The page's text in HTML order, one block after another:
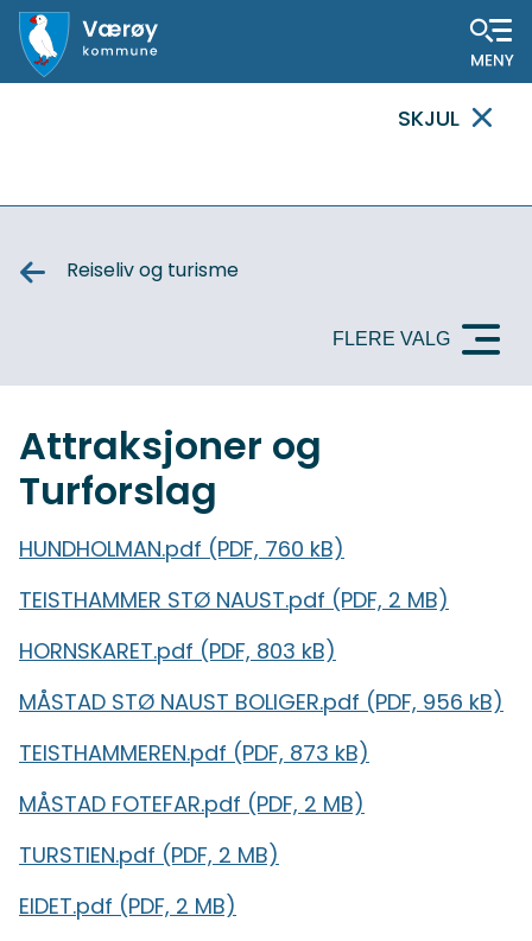
MELDING
SKJUL
Reiseliv og turisme
FLERE VALG
Attraksjoner og
Turforslag
HUNDHOLMAN.pdf (PDF, 760 kB)
TEISTHAMMER STØ NAUST.pdf (PDF, 2 MB)
HORNSKARET.pdf (PDF, 803 kB)
MÅSTAD STØ NAUST BOLIGER.pdf (PDF, 956 kB)
TEISTHAMMEREN.pdf (PDF, 873 kB)
MÅSTAD FOTEFAR.pdf (PDF, 2 MB)
TURSTIEN.pdf (PDF, 2 MB)
EIDET.pdf (PDF, 2 MB)